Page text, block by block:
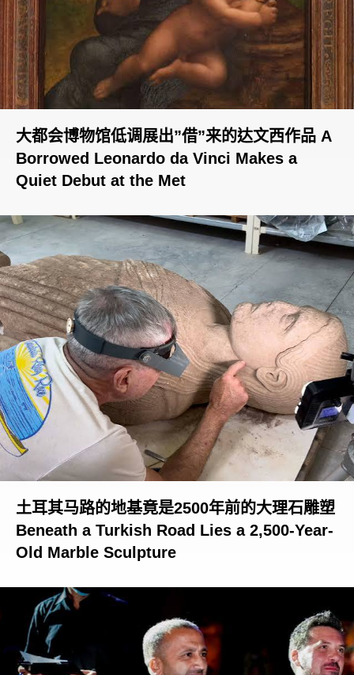
大都会博物馆低调展出”借”来的达文西作品 A
Borrowed Leonardo da Vinci Makes a
Quiet Debut at the Met
土耳其马路的地基竟是2500年前的大理石雕塑
Beneath a Turkish Road Lies a 2,500-Year-
Old Marble Sculpture